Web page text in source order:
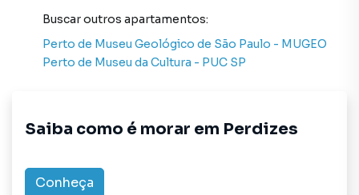
Buscar outros apartamentos:
Perto de Museu Geológico de São Paulo - MUGEO
Perto de Museu da Cultura - PUC SP
Saiba como é morar em Perdizes
Conheça